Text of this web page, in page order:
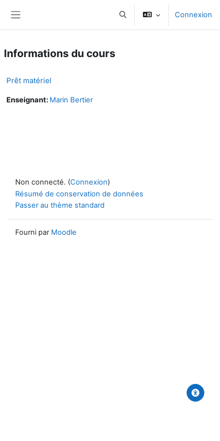
Activer/désactiver la saisie
Connexion
Informations du cours
Prêt matériel
Enseignant: Marin Bertier
Non connecté. (Connexion)
Résumé de conservation de données
Passer au thème standard
Fourni par Moodle